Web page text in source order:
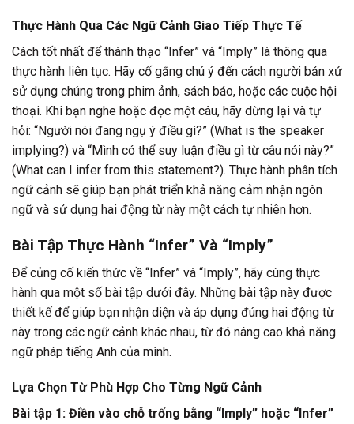
Thực Hành Qua Các Ngữ Cảnh Giao Tiếp Thực Tế
Cách tốt nhất để thành thạo “Infer” và “Imply” là thông qua
thực hành liên tục. Hãy cố gắng chú ý đến cách người bản xứ
sử dụng chúng trong phim ảnh, sách báo, hoặc các cuộc hội
thoại. Khi bạn nghe hoặc đọc một câu, hãy dừng lại và tự
hỏi: “Người nói đang ngụ ý điều gì?” (What is the speaker
implying?) và “Mình có thể suy luận điều gì từ câu nói này?”
(What can I infer from this statement?). Thực hành phân tích
ngữ cảnh sẽ giúp bạn phát triển khả năng cảm nhận ngôn
ngữ và sử dụng hai động từ này một cách tự nhiên hơn.
Bài Tập Thực Hành “Infer” Và “Imply”
Để củng cố kiến thức về “Infer” và “Imply”, hãy cùng thực
hành qua một số bài tập dưới đây. Những bài tập này được
thiết kế để giúp bạn nhận diện và áp dụng đúng hai động từ
này trong các ngữ cảnh khác nhau, từ đó nâng cao khả năng
ngữ pháp tiếng Anh của mình.
Lựa Chọn Từ Phù Hợp Cho Từng Ngữ Cảnh
Bài tập 1: Điền vào chỗ trống bằng “Imply” hoặc “Infer”